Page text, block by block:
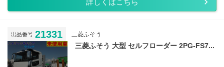
詳しくはこちら
出品番号 21331 三菱ふそう
三菱ふそう 大型 セルフローダー 2PG-FS7...